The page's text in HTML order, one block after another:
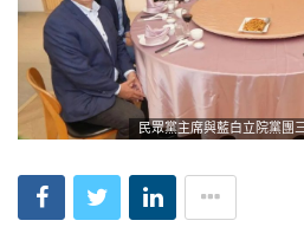
民眾黨主席與藍白立院黨團